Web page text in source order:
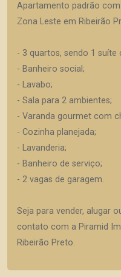
Apartamento padrão com
Zona Leste em Ribeirão
- 3 quartos, sendo 1
- Banheiro social;
- Lavabo;
- Sala para 2 ambientes;
- Varanda gourmet com
- Cozinha planejada;
- Lavanderia;
- Banheiro de serviço;
- 2 vagas de garagem.
Seja para vender, alugar
contato com a Piramid
Ribeirão Preto.